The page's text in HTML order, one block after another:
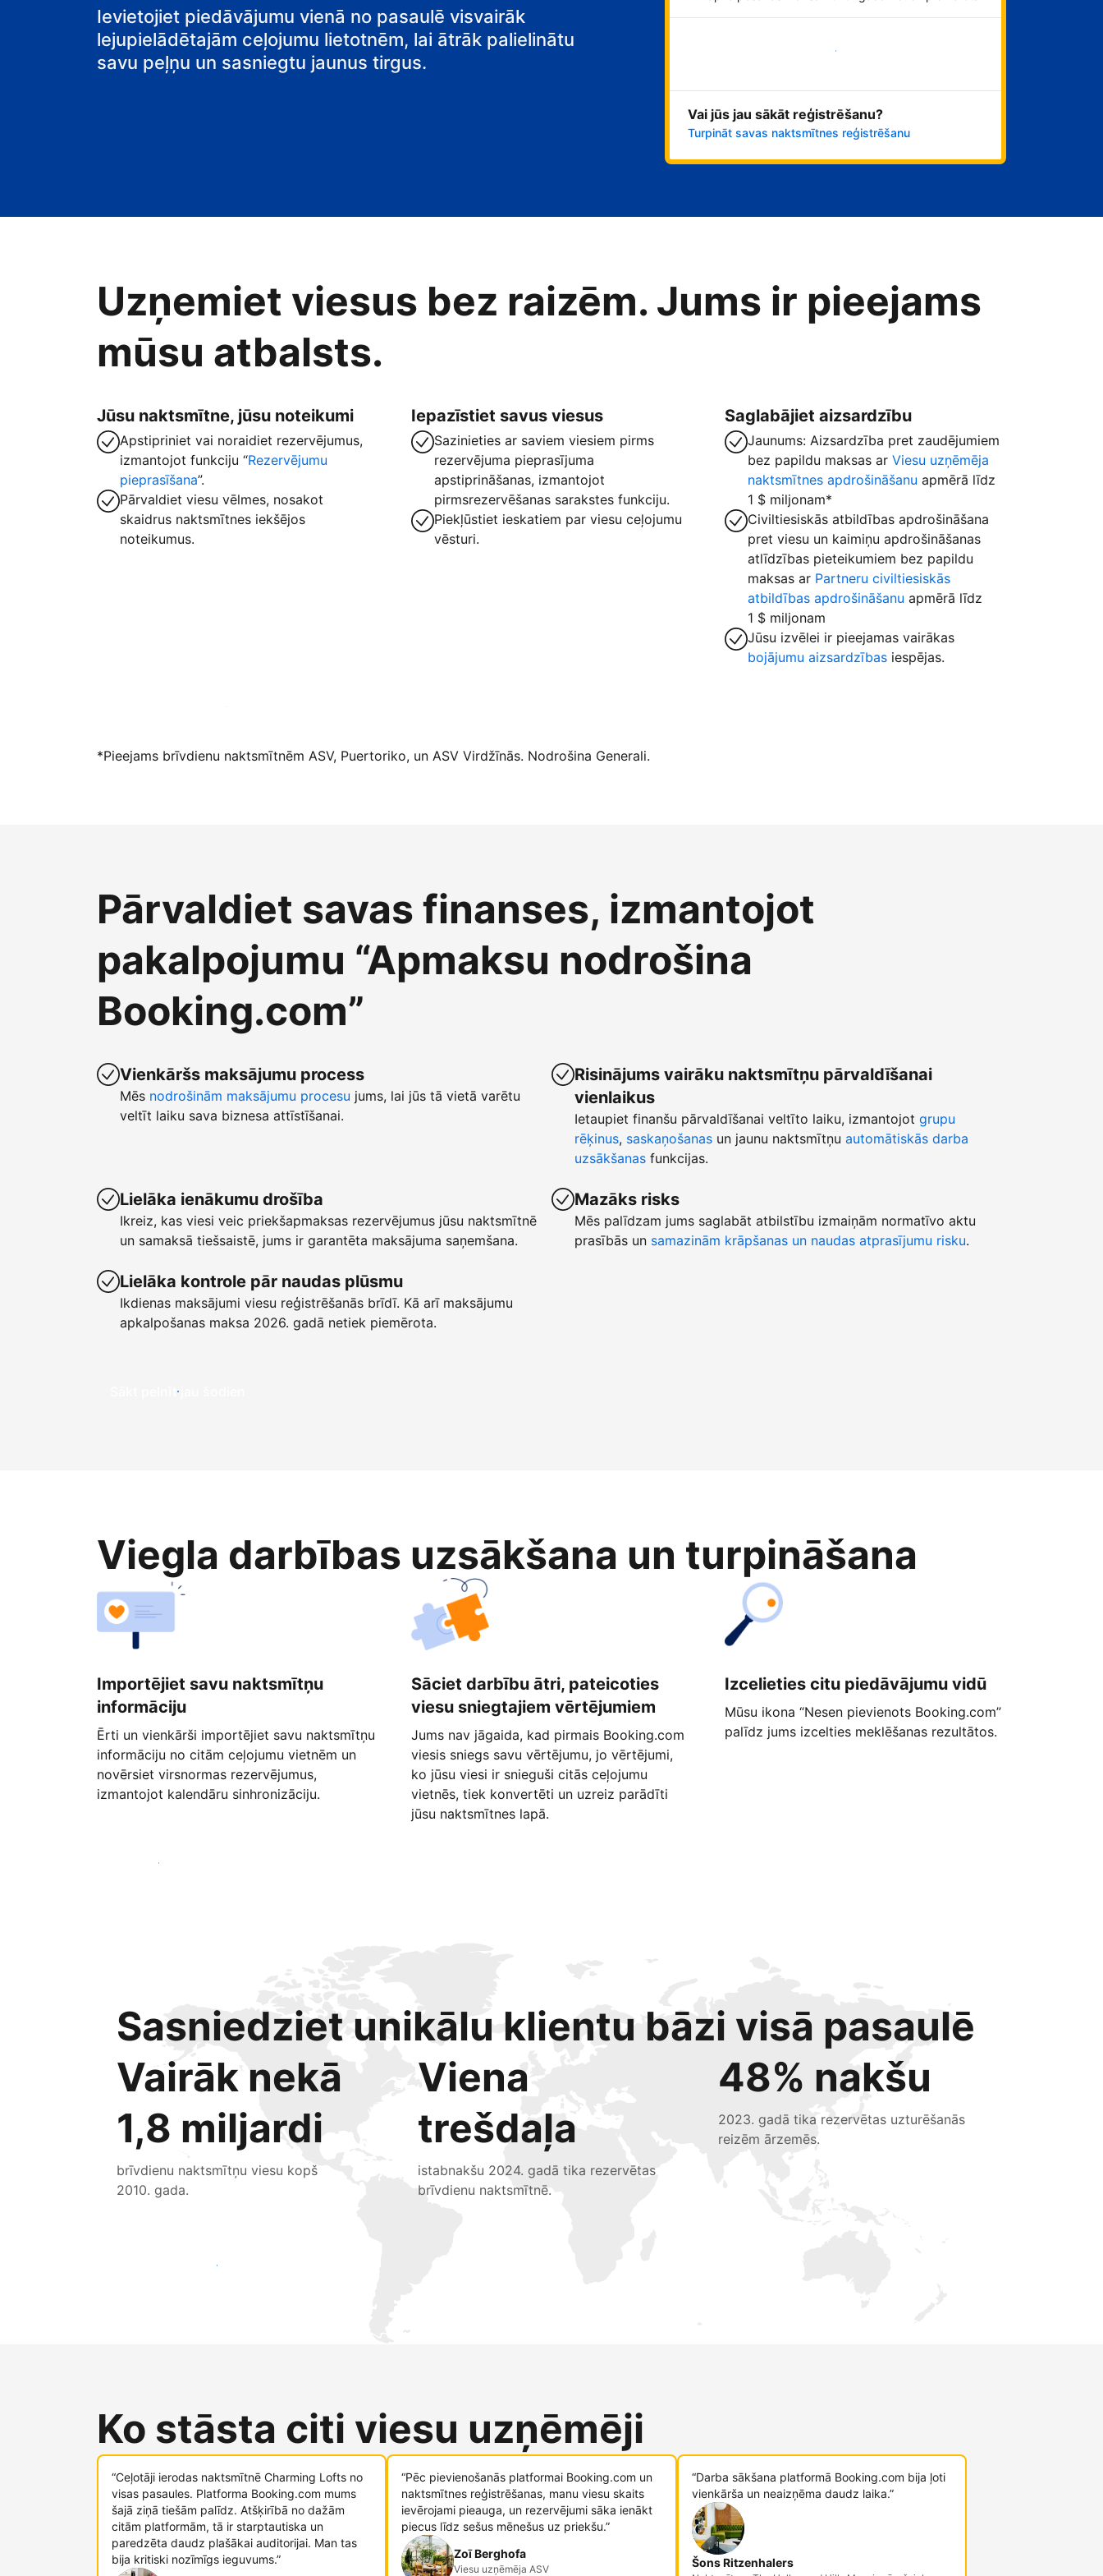
pansiju
Ievietojiet piedāvājumu vienā no pasaulē visvairāk
lejupielādētajām ceļojumu lietotnēm, lai ātrāk palielinātu
savu peļņu un sasniegtu jaunus tirgus.
Sāciet tūlīt!
Vai jūs jau sākāt reģistrēšanu?
Turpināt savas naktsmītnes reģistrēšanu
Uzņemiet viesus bez raizēm. Jums ir pieejams
mūsu atbalsts.
Jūsu naktsmītne, jūsu noteikumi
Apstipriniet vai noraidiet rezervējumus,
izmantojot funkciju “Rezervējumu
pieprasīšana”.
Pārvaldiet viesu vēlmes, nosakot
skaidrus naktsmītnes iekšējos
noteikumus.
Iepazīstiet savus viesus
Sazinieties ar saviem viesiem pirms
rezervējuma pieprasījuma
apstiprināšanas, izmantojot
pirmsrezervēšanas sarakstes funkciju.
Piekļūstiet ieskatiem par viesu ceļojumu
vēsturi.
Saglabājiet aizsardzību
Jaunums: Aizsardzība pret zaudējumiem
bez papildu maksas arViesu uzņēmēja
naktsmītnes apdrošināšanu apmērā līdz
1 $ miljonam*
Civiltiesiskās atbildības apdrošināšana
pret viesu un kaimiņu apdrošināšanas
atlīdzības pieteikumiem bez papildu
maksas ar Partneru civiltiesiskās
atbildības apdrošināšanu apmērā līdz
1 $ miljonam
Jūsu izvēlei ir pieejamas vairākas
bojājumu aizsardzības iespējas.
Izvietot piedāvājumu mūsu platformā
*Pieejams brīvdienu naktsmītnēm ASV, Puertoriko, un ASV Virdžīnās. Nodrošina Generali.
Pārvaldiet savas finanses, izmantojot
pakalpojumu “Apmaksu nodrošina
Booking.com”
Vienkāršs maksājumu process
Mēs nodrošinām maksājumu procesu jums, lai jūs tā vietā varētu
veltīt laiku sava biznesa attīstīšanai.
Lielāka ienākumu drošība
Ikreiz, kas viesi veic priekšapmaksas rezervējumus jūsu naktsmītnē
un samaksā tiešsaistē, jums ir garantēta maksājuma saņemšana.
Lielāka kontrole pār naudas plūsmu
Ikdienas maksājumi viesu reģistrēšanās brīdī. Kā arī maksājumu
apkalpošanas maksa 2026. gadā netiek piemērota.
Risinājums vairāku naktsmītņu pārvaldīšanai
vienlaikus
Ietaupiet finanšu pārvaldīšanai veltīto laiku, izmantojot grupu
rēķinus, saskaņošanas un jaunu naktsmītņu automātiskās darba
uzsākšanas funkcijas.
Mazāks risks
Mēs palīdzam jums saglabāt atbilstību izmaiņām normatīvo aktu
prasībās un samazinām krāpšanas un naudas atprasījumu risku.
Sākt pelnīt jau šodien
Viegla darbības uzsākšana un turpināšana
Importējiet savu naktsmītņu
informāciju
Ērti un vienkārši importējiet savu naktsmītņu
informāciju no citām ceļojumu vietnēm un
novērsiet virsnormas rezervējumus,
izmantojot kalendāru sinhronizāciju.
Sāciet darbību ātri, pateicoties
viesu sniegtajiem vērtējumiem
Jums nav jāgaida, kad pirmais Booking.com
viesis sniegs savu vērtējumu, jo vērtējumi,
ko jūsu viesi ir snieguši citās ceļojumu
vietnēs, tiek konvertēti un uzreiz parādīti
jūsu naktsmītnes lapā.
Izcelieties citu piedāvājumu vidū
Mūsu ikona “Nesen pievienots Booking.com”
palīdz jums izcelties meklēšanas rezultātos.
Sākt jau šodien
Sasniedziet unikālu klientu bāzi visā pasaulē
Vairāk nekā
1,8 miljardi
brīvdienu naktsmītņu viesu kopš
2010. gada.
Viena
trešdaļa
istabnakšu 2024. gadā tika rezervētas
brīvdienu naktsmītnē.
48% nakšu
2023. gadā tika rezervētas uzturēšanās
reizēm ārzemēs.
Sasniegt jaunus viesus jau šodien
Ko stāsta citi viesu uzņēmēji
“Ceļotāji ierodas naktsmītnē Charming Lofts no
visas pasaules. Platforma Booking.com mums
šajā ziņā tiešām palīdz. Atšķirībā no dažām
citām platformām, tā ir starptautiska un
paredzēta daudz plašākai auditorijai. Man tas
bija kritiski nozīmīgs ieguvums.”
“Pēc pievienošanās platformai Booking.com un
naktsmītnes reģistrēšanas, manu viesu skaits
ievērojami pieauga, un rezervējumi sāka ienākt
piecus līdz sešus mēnešus uz priekšu.”
Zoī Berghofa
Viesu uzņēmēja ASV
“Darba sākšana platformā Booking.com bija ļoti
vienkārša un neaizņēma daudz laika.”
Šons Ritzenhalers